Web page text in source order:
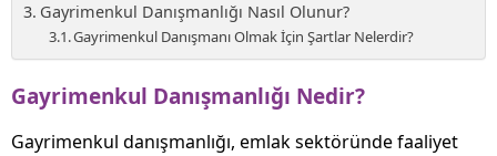
Gayrimenkul Danışmanlığı Nasıl Olunur?
Gayrimenkul Danışmanı Olmak İçin Şartlar Nelerdir?
Gayrimenkul Danışmanlığı Nedir?
Gayrimenkul danışmanlığı, emlak sektöründe faaliyet